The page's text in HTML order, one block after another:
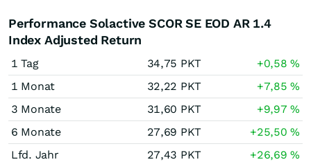
Performance Solactive SCOR SE EOD AR 1.4
Index Adjusted Return
1 Tag 34,75 PKT +0,58%
1 Monat
32,22 PKT +7,85%
3 Monate
31,60 PKT +9,97%
6 Monate
27,69 PKT +25,50%
Lfd. Jahr
27,43 PKT +26,69%